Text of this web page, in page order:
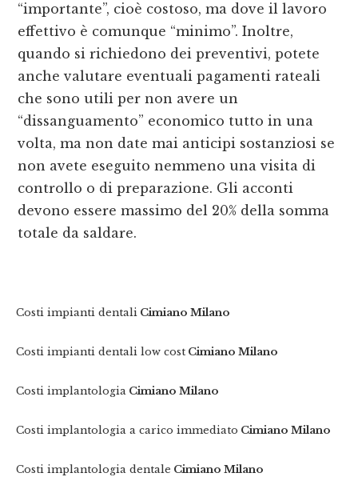
“importante”, cioè costoso, ma dove il lavoro
effettivo è comunque “minimo”. Inoltre,
quando si richiedono dei preventivi, potete
anche valutare eventuali pagamenti rateali
che sono utili per non avere un
“dissanguamento” economico tutto in una
volta, ma non date mai anticipi sostanziosi se
non avete eseguito nemmeno una visita di
controllo o di preparazione. Gli acconti
devono essere massimo del 20% della somma
totale da saldare.
Costi impianti dentali Cimiano Milano
Costi impianti dentali low cost Cimiano Milano
Costi implantologia Cimiano Milano
Costi implantologia a carico immediato Cimiano Milano
Costi implantologia dentale Cimiano Milano